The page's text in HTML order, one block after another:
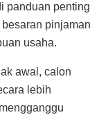
panduan penting
pinjaman
usaha.
awal, calon
lebih